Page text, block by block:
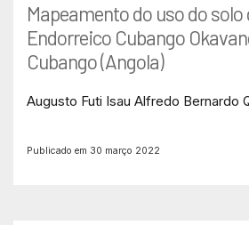
Mapeamento do uso do
Endorreico Cubango
Cubango (Angola)
Augusto Futi Isau Alfredo Bernardo
Publicado em 30 março 2022